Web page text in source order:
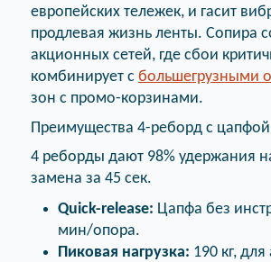
европейских тележек, и гасит
продлевая жизнь ленты. Сопира
акционных сетей, где сбои
комбинирует с большегрузными
зон с промо-корзинами.
Преимущества 4-реборд с
4 реборды дают 98% удержания
замена за 45 сек.
Quick-release: Цапфа без
мин/опора.
Пиковая нагрузка: 190 кг,